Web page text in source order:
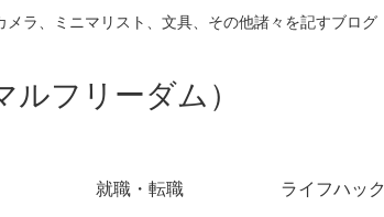
ラ、ミニマリスト、文具、その他諸々を記すブログ
フリーダム）
就職・転職 ライフハック